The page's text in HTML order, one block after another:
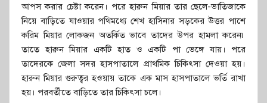
আপস করার চেষ্টা করেন। পরে হারুন মিয়ার তার ছেলে-ভাতিজাকে
নিয়ে বাড়িতে যাওয়ার পথিমধ্যে শেখ হাসিনার সড়কের উত্তর পাশে
করিম মিয়ার লোকজন অতর্কিত ভাবে তাদের উপর হামলা করেন৷
তাতে হারুন মিয়ার একটি হাত ও একটি পা ভেঙ্গে যায়। পরে
তাদেরকে জেলা সদর হাসপাতালে প্রাথমিক চিকিৎসা দেওয়া হয়।
হারুন মিয়ার গুরুত্বর হওয়ায় তাকে এক মাস হাসপাতালে ভর্তি রাখা
হয়। পরবর্তীতে বাড়িতে তার চিকিৎসা চলে।